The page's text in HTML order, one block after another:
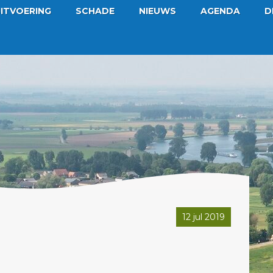
SCHADE NIEUWS AGENDA
12 jul 2019